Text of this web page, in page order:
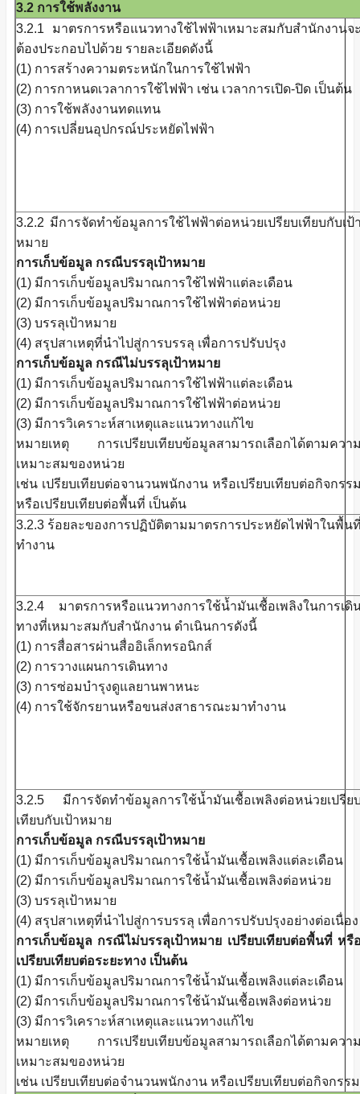
3.2 การใช้พลังงาน
3.2.1 มาตรการหรือแนวทางใช้ไฟฟ้าเหมาะสมกับสำนักงานจ
ต้องประกอบไปด้วย รายละเอียดดังนี้
(1) การสร้างความตระหนักในการใช้ไฟฟ้า
(2) การกาหนดเวลาการใช้ไฟฟ้า เช่น เวลาการเปิด-ปิด เป็นต้น
(3) การใช้พลังงานทดแทน
(4) การเปลี่ยนอุปกรณ์ประหยัดไฟฟ้า
3.2.2 มีการจัดทำข้อมูลการใช้ไฟฟ้าต่อหน่วยเปรียบเทียบกับเป้
หมาย
การเก็บข้อมูล กรณีบรรลุเป้าหมาย
(1) มีการเก็บข้อมูลปริมาณการใช้ไฟฟ้าแต่ละเดือน
(2) มีการเก็บข้อมูลปริมาณการใช้ไฟฟ้าต่อหน่วย
(3) บรรลุเป้าหมาย
(4) สรุปสาเหตุที่นำไปสู่การบรรลุ เพื่อการปรับปรุง
การเก็บข้อมูล กรณีไม่บรรลุเป้าหมาย
(1) มีการเก็บข้อมูลปริมาณการใช้ไฟฟ้าแต่ละเดือน
(2) มีการเก็บข้อมูลปริมาณการใช้ไฟฟ้าต่อหน่วย
(3) มีการวิเคราะห์สาเหตุและแนวทางแก้ไข
หมายเหตุ การเปรียบเทียบข้อมูลสามารถเลือกได้ตามควา
เหมาะสมของหน่วย
เช่น เปรียบเทียบต่อจานวนพนักงาน หรือเปรียบเทียบต่อกิจกรร
หรือเปรียบเทียบต่อพื้นที่ เป็นต้น
3.2.3 ร้อยละของการปฏิบัติตามมาตรการประหยัดไฟฟ้าในพื้น
ทำงาน
3.2.4 มาตรการหรือแนวทางการใช้น้ำมันเชื้อเพลิงในการเดิ
ทางที่เหมาะสมกับสำนักงาน ดำเนินการดังนี้
(1) การสื่อสารผ่านสื่ออิเล็กทรอนิกส์
(2) การวางแผนการเดินทาง
(3) การซ่อมบำรุงดูแลยานพาหนะ
(4) การใช้จักรยานหรือขนส่งสาธารณะมาทำงาน
3.2.5 มีการจัดทำข้อมูลการใช้น้ำมันเชื้อเพลิงต่อหน่วยเปรีย
เทียบกับเป้าหมาย
การเก็บข้อมูล กรณีบรรลุเป้าหมาย
(1) มีการเก็บข้อมูลปริมาณการใช้น้ำมันเชื้อเพลิงแต่ละเดือน
(2) มีการเก็บข้อมูลปริมาณการใช้น้ำมันเชื้อเพลิงต่อหน่วย
(3) บรรลุเป้าหมาย
(4) สรุปสาเหตุที่นำไปสู่การบรรลุ เพื่อการปรับปรุงอย่างต่อเนื่อง
การเก็บข้อมูล กรณีไม่บรรลุเป้าหมาย เปรียบเทียบต่อพื้นที่ หรื
เปรียบเทียบต่อระยะทาง เป็นต้น
(1) มีการเก็บข้อมูลปริมาณการใช้น้ำมันเชื้อเพลิงแต่ละเดือน
(2) มีการเก็บข้อมูลปริมาณการใช้น้ามันเชื้อเพลิงต่อหน่วย
(3) มีการวิเคราะห์สาเหตุและแนวทางแก้ไข
หมายเหตุ การเปรียบเทียบข้อมูลสามารถเลือกได้ตามควา
เหมาะสมของหน่วย
เช่น เปรียบเทียบต่อจำนวนพนักงาน หรือเปรียบเทียบต่อกิจกรรม